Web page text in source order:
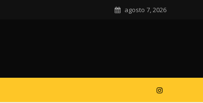
agosto 7, 2026